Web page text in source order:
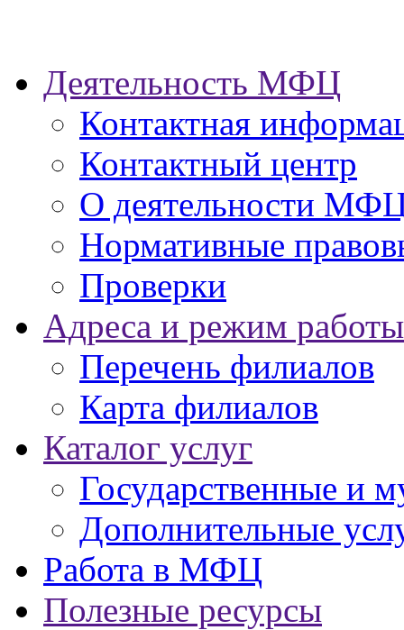
Деятельность МФЦ
Контактная
Контактный центр
О деятельности
Нормативные
Проверки
Адреса и режим работы
Перечень филиалов
Карта филиалов
Каталог услуг
Государственные и
Дополнительные
Работа в МФЦ
Полезные ресурсы